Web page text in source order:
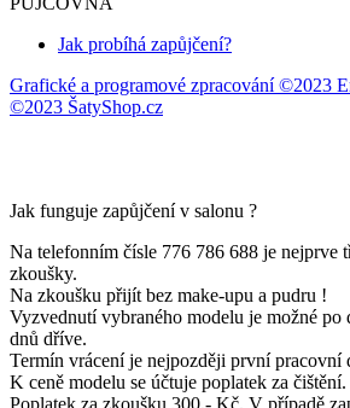
Jak probíhá zapůjčení?
Grafické a programové zpracování ©2023
©2023 ŠatyShop.cz
Jak funguje zapůjčení v salonu ?
Na telefonním čísle 776 786 688 je nejprve
zkoušky.
Na zkoušku přijít bez make-upu a pudru !
Vyzvednutí vybraného modelu je možné
dnů dříve.
Termín vrácení je nejpozději první pracovní
K ceně modelu se účtuje poplatek za čištění.
Poplatek za zkoušku 300,- Kč. V případě